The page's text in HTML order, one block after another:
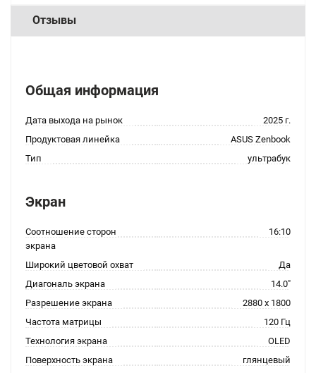
Отзывы
Общая информация
Дата выхода на рынок
2025 г.
Продуктовая линейка
ASUS Zenbook
Тип
ультрабук
Экран
Соотношение сторон
экрана
16:10
Широкий цветовой охват
Да
Диагональ экрана
14.0"
Разрешение экрана
2880 x 1800
Частота матрицы
120 Гц
Технология экрана
OLED
Поверхность экрана
глянцевый